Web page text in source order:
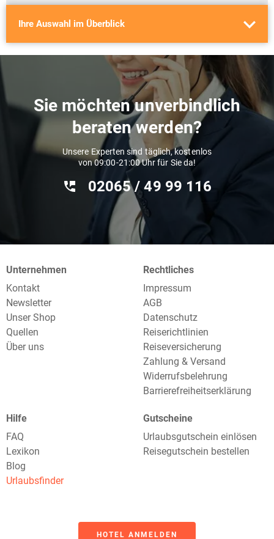
Ihre Auswahl im Überblick
Reisende Preisspanne
Sie möchten unverbindlich
beraten werden?
Unsere Experten sind täglich, kostenlos
von 09:00-21:00 Uhr für Sie da!
02065 / 49 ‌99 116
Unternehmen
Kontakt
Newsletter
Unser Shop
Quellen
Über uns
Rechtliches
Impressum
AGB
Datenschutz
Reiserichtlinien
Reiseversicherung
Zahlung & Versand
Widerrufsbelehrung
Barrierefreiheitserklärung
Hilfe
FAQ
Lexikon
Blog
Urlaubsfinder
Gutscheine
Urlaubsgutschein einlösen
Reisegutschein bestellen
HOTEL ANMELDEN